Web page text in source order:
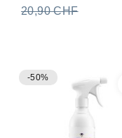
20,90 CHF
-50%